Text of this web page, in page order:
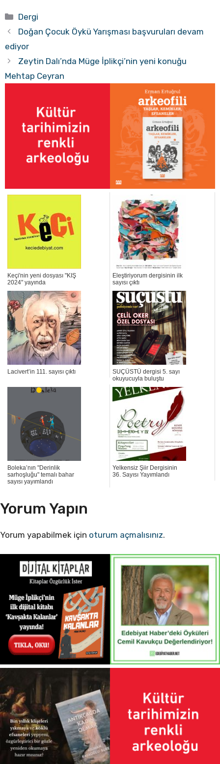
Kategoriler
Dergi
Doğan Çocuk Öykü Yarışması başvuruları devam
ediyor
Zeytin Dalı’nda Müge İplikçi’nin yeni konuğu
Mehtap Ceyran
Keçi'nin yeni dosyası "KIŞ
2024" yayında
Eleştiriyorum dergisinin ilk
sayısı çıktı
Lacivert’in 111. sayısı çıktı
SUÇÜSTÜ dergisi 5. sayı
okuyucuyla buluştu
Boleka’nın "Derinlik
sarhoşluğu" temalı bahar
sayısı yayımlandı
Yelkensiz Şiir Dergisinin
36. Sayısı Yayımlandı
Yorum Yapın
Yorum yapabilmek için oturum açmalısınız.